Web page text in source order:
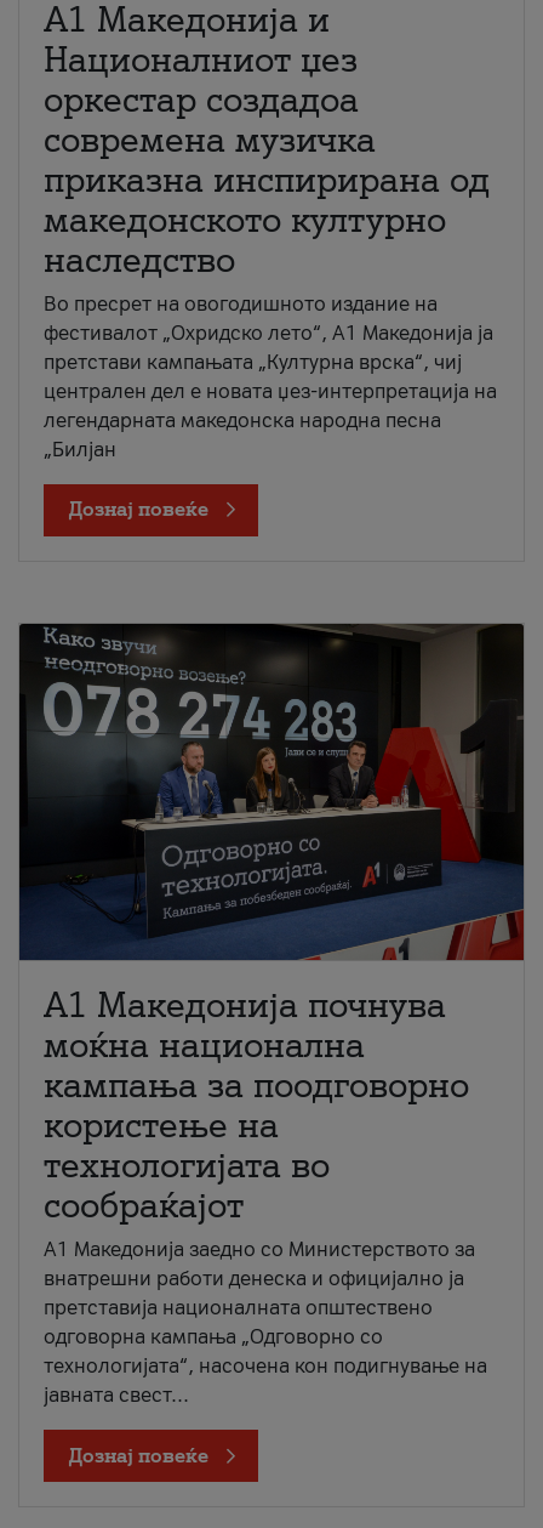
А1 Македонија и
Националниот џез
оркестар создадоа
современа музичка
приказна инспирирана од
македонското културно
наследство
Во пресрет на овогодишното издание на
фестивалот „Охридско лето“, А1 Македонија ја
претстави кампањата „Културна врска“, чиј
централен дел е новата џез-интерпретација на
легендарната македонска народна песна
„Билјан
Дознај повеќе
A1 Македонија почнува
моќна национална
кампања за поодговорно
користење на
технологијата во
сообраќајот
A1 Македонија заедно со Министерството за
внатрешни работи денеска и официјално ја
претставија националната општествено
одговорна кампања „Одговорно со
технологијата“, насочена кон подигнување на
јавната свест...
Дознај повеќе